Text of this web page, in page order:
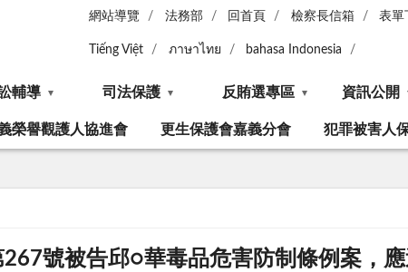
網站導覽 法務部 回首頁 檢察長信箱 表單
Tiếng Việt ภาษาไทย bahasa Indonesia
輔導 司法保護 反賄選專區 資訊公開
榮譽觀護人協進會 更生保護會嘉義分會 犯罪被害人
號被告邱○華毒品危害防制條例案，